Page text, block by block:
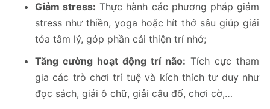
Giảm stress: Thực hành các phương pháp giảm
stress như thiền, yoga hoặc hít thở sâu giúp giải
tỏa tâm lý, góp phần cải thiện trí nhớ;
Tăng cường hoạt động trí não: Tích cực tham
gia các trò chơi trí tuệ và kích thích tư duy như
đọc sách, giải ô chữ, giải câu đố, chơi cờ,…